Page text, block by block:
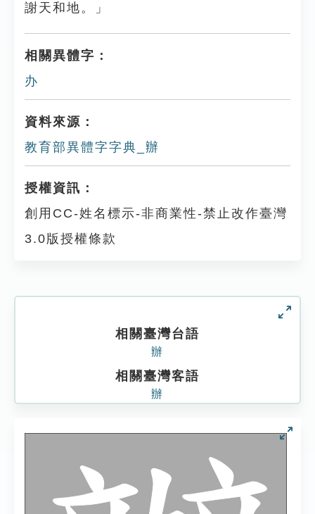
謝天和地。」
相關異體字：
办
資料來源：
教育部異體字字典_辦
授權資訊：
創用CC-姓名標示-非商業性-禁止改作臺灣
3.0版授權條款
相關臺灣台語
辦
相關臺灣客語
辦